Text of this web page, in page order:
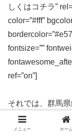
しくはコチラ”
color=”#fff”
fontsize=””
ref=”on”]
それでは、群馬
リを実際に使っ
メニュー ホーム